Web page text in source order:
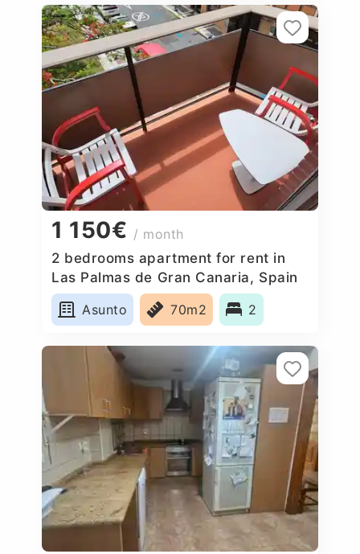
1 150€ / month
2 bedrooms apartment for rent in
Las Palmas de Gran Canaria, Spain
Asunto
70m2 2